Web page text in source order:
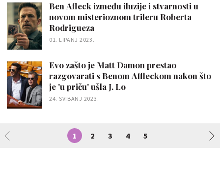
Ben Afleck između iluzije i stvarnosti u
novom misterioznom trileru Roberta
Rodrigueza
01. LIPANJ 2023.
Evo zašto je Matt Damon prestao
razgovarati s Benom Affleckom nakon što
je 'u priču' ušla J. Lo
24. SVIBANJ 2023.
1 2 3 4 5